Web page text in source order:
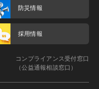
防災情報
採用情報
コンプライアンス受付窓口
（公益通報相談窓口）